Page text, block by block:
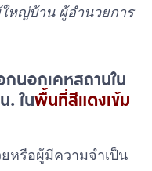
หญ่บ้าน ผู้อำนวยการ
นอกเคหสถานใน
. ในพื้นที่สีแดงเข้ม
หรือผู้มีความจำเป็น